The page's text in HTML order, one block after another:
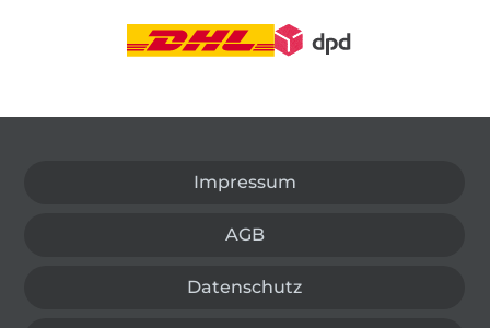
Impressum
AGB
Datenschutz